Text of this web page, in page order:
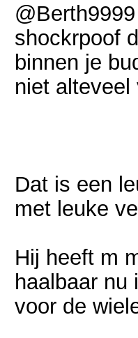
shockrpoof
binnen je
niet alteveel
Dat is een
met leuke
Hij heeft m
haalbaar nu
voor de